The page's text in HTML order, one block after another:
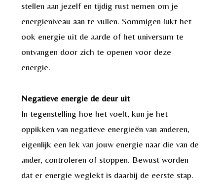
stellen aan jezelf en tijdig rust nemen om je
energieniveau aan te vullen. Sommigen lukt het
ook energie uit de aarde of het universum te
ontvangen door zich te openen voor deze
energie.
Negatieve energie de deur uit
In tegenstelling hoe het voelt, kun je het
oppikken van negatieve energieën van anderen,
eigenlijk een lek van jouw energie naar die van de
ander, controleren of stoppen. Bewust worden
dat er energie weglekt is daarbij de eerste stap.